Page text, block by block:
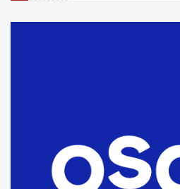
fueron
comercialización
tarde del sábado